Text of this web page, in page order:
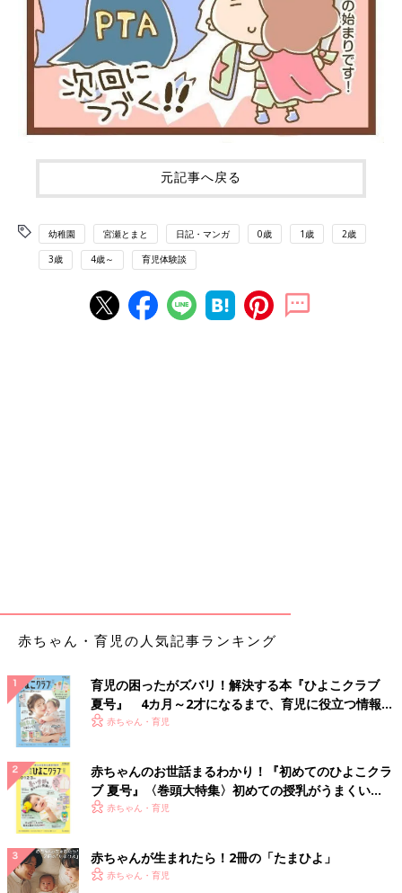
元記事へ戻る
幼稚園 宮瀬とまと 日記・マンガ 0歳 1歳 2歳
3歳 4歳～ 育児体験談
赤ちゃん・育児の人気記事ランキング
育児の困ったがズバリ！解決する本『ひよこクラブ
夏号』 4カ月～2才になるまで、育児に役立つ情報が
いっぱい！
赤ちゃん・育児
赤ちゃんのお世話まるわかり！『初めてのひよこクラ
ブ 夏号』〈巻頭大特集〉初めての授乳がうまくい
く！ おっぱい・ミルクの基本と夏のトラブル 解決テ
赤ちゃん・育児
赤ちゃんが生まれたら！2冊の「たまひよ」
赤ちゃん・育児